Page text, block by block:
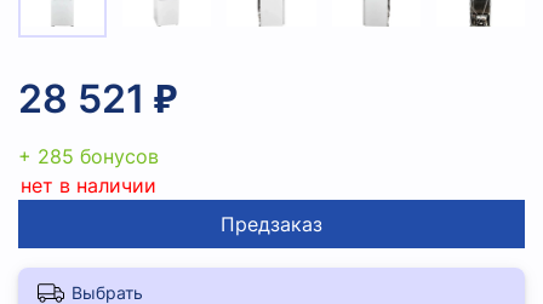
28 521 ₽
+ 285 бонусов
нет в наличии
Предзаказ
Выбрать